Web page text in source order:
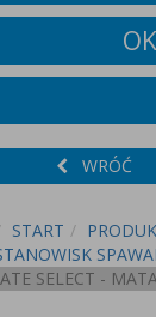
WRÓĆ
START
SELECT -